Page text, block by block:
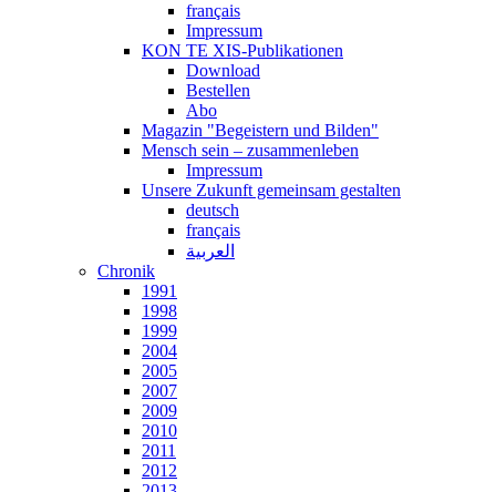
français
Impressum
KON TE XIS-Publikationen
Download
Bestellen
Abo
Magazin "Begeistern und Bilden"
Mensch sein – zusammenleben
Impressum
Unsere Zukunft gemeinsam gestalten
deutsch
français
العربية
Chronik
1991
1998
1999
2004
2005
2007
2009
2010
2011
2012